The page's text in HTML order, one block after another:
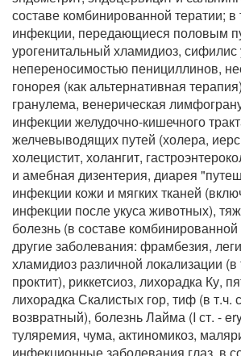
составе комбинированной тератии; в
инфекции, передающиеся половым
урогенитальный хламидиоз, сифилис
непереносимостью пенициллинов,
гонорея (как альтернативная
гранулема, венерическая
инфекции желудочно-кишечного
желчевыводящих путей (холера,
холецистит, холангит,
и амебная дизентерия, диарея
инфекции кожи и мягких тканей
инфекции после укуса животных),
болезнь (в составе
другие заболевания: фрамбезия,
хламидиоз различной локализации (в
проктит), риккетсиоз, лихорадка Ку,
лихорадка Скалистых гор, тиф (в
возвратный), болезнь Лайма (I ст. -
туляремия, чума, актиномикоз,